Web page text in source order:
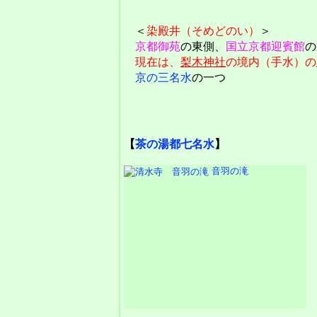
＜ 染殿井（そめどのい）
＞
京都御苑の東側、 国立京都迎賓館
現在は、 梨木神社の境内（手水）の
京の三名水の一つ
【茶の湯都七名水】
音羽の滝